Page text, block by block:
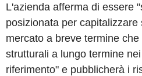
L'azienda afferma di essere
posizionata per
mercato a breve termine
strutturali a lungo termine
riferimento" e pubblicherà i